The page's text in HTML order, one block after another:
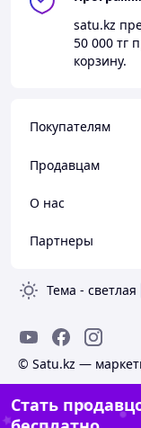
satu.kz
50 000 тг
корзину.
Покупателям
Продавцам
О нас
Партнеры
Тема - светлая
© Satu.kz —
Стать